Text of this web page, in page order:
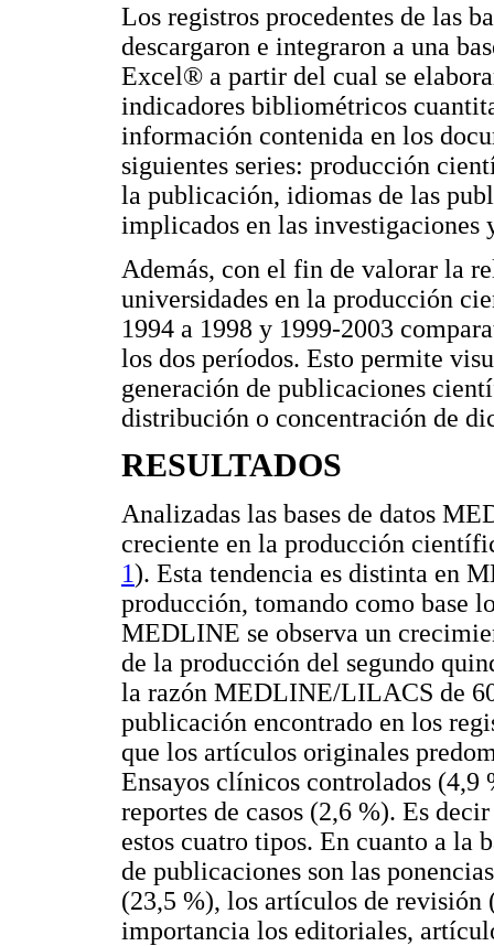
Los registros procedentes de las
descargaron e integraron a una
Excel® a partir del cual se
indicadores bibliométricos
información contenida en los
siguientes series: producción
la publicación, idiomas de las
implicados en las investigaciones
Además, con el fin de valorar la
universidades en la producción
1994 a 1998 y 1999-2003
los dos períodos. Esto permite
generación de publicaciones
distribución o concentración de
RESULTADOS
Analizadas las bases de datos
creciente en la producción
1). Esta tendencia es distinta en
producción, tomando como base
MEDLINE se observa un
de la producción del segundo
la razón MEDLINE/LILACS de
publicación encontrado en los
que los artículos originales
Ensayos clínicos controlados
reportes de casos (2,6 %). Es
estos cuatro tipos. En cuanto a la
de publicaciones son las
(23,5 %), los artículos de revisión
importancia los editoriales,